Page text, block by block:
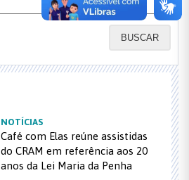
BUSCAR
NOTÍCIAS
Café com Elas reúne assistidas
do CRAM em referência aos 20
anos da Lei Maria da Penha